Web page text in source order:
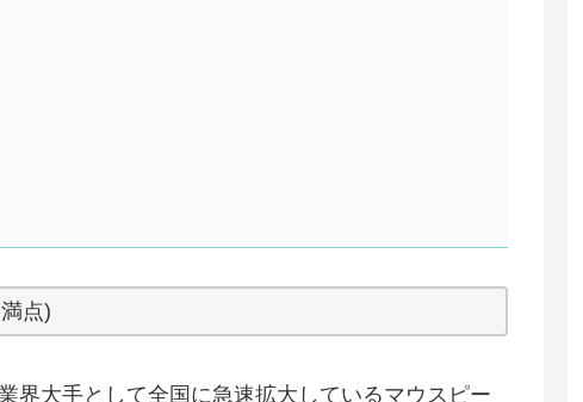
点)
界大手として全国に急速拡大しているマウスピー